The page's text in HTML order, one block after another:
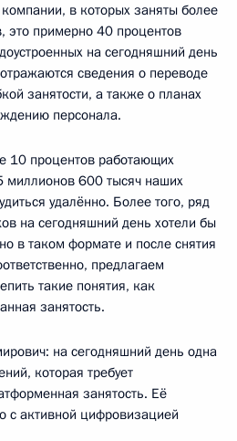
в которых заняты более
это примерно 40 процентов
на сегодняшний день
сведения о переводе
занятости, а также о планах
персонала.
10 процентов работающих
миллионов 600 тысяч наших
удалённо. Более того, ряд
на сегодняшний день хотели бы
в таком формате и после снятия
предлагаем
такие понятия, как
занятость.
на сегодняшний день одна
которая требует
занятость. Её
с активной цифровизацией